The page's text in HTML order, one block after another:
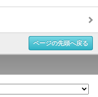
ページの先頭へ戻る